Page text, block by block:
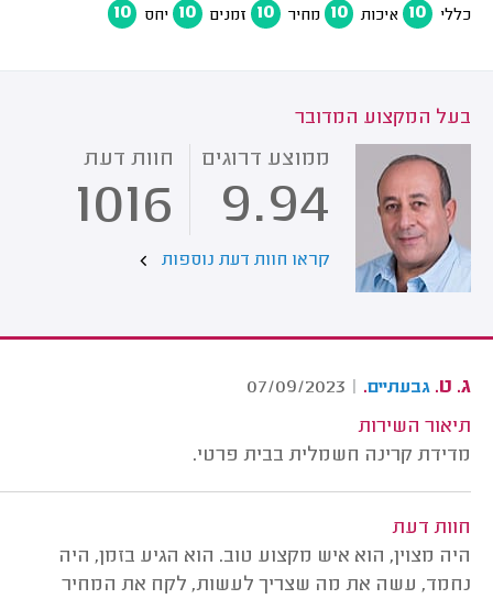
כללי 10 איכות 10 מחיר 10 זמנים 10 יחס 10
בעל המקצוע המדובר
ממוצע דרוגים
9.94
חוות דעת
1016
קראו חוות דעת נוספות
ג. ט. גבעתיים.
|
07/09/2023
תיאור השירות
מדידת קרינה חשמלית בבית פרטי.
חוות דעת
היה מצוין, הוא איש מקצוע טוב. הוא הגיע בזמן, היה
נחמד, עשה את מה שצריך לעשות, לקח את המחיר